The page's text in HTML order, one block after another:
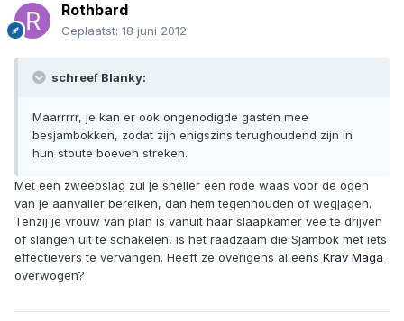
Rothbard
Geplaatst: 18 juni 2012
schreef Blanky:
Maarrrrr, je kan er ook ongenodigde gasten mee
besjambokken, zodat zijn enigszins terughoudend zijn in
hun stoute boeven streken.
Met een zweepslag zul je sneller een rode waas voor de ogen
van je aanvaller bereiken, dan hem tegenhouden of wegjagen.
Tenzij je vrouw van plan is vanuit haar slaapkamer vee te drijven
of slangen uit te schakelen, is het raadzaam die Sjambok met iets
effectievers te vervangen. Heeft ze overigens al eens Krav Maga
overwogen?